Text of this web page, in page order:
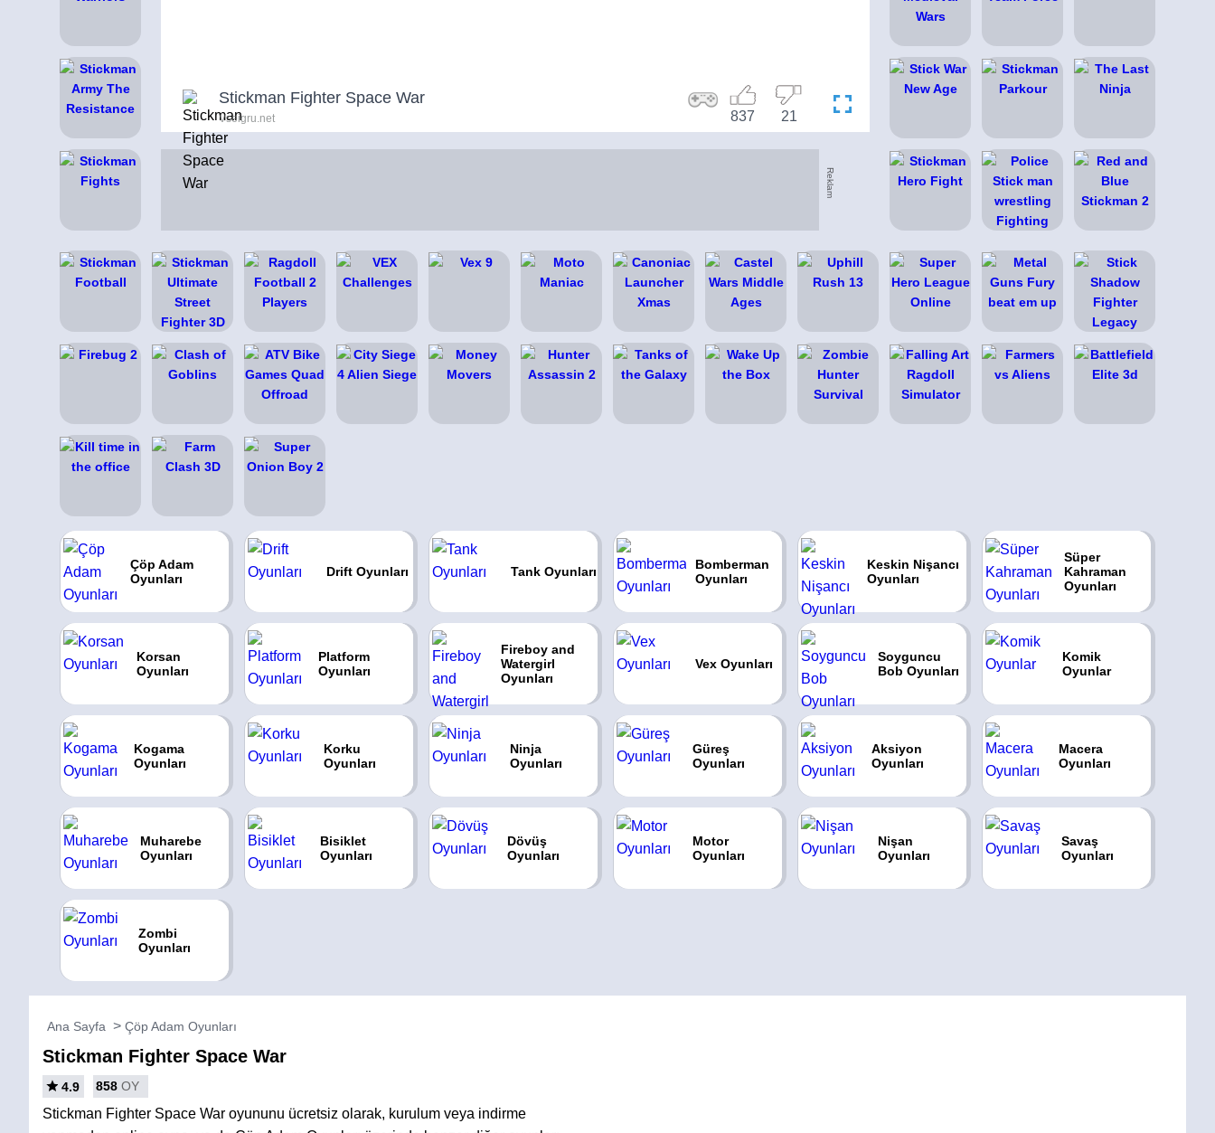
Stickman Fighter Space War
Vseigru.net 21
837
Reklam
Çöp Adam
Oyunları
Drift Oyunları Tank Oyunları
Bomberman
Oyunları
Keskin Nişancı
Oyunları
Süper
Kahraman
Oyunları
Korsan
Oyunları
Platform
Oyunları
Fireboy and
Watergirl
Oyunları
Vex Oyunları
Soyguncu
Bob Oyunları
Komik
Oyunlar
Kogama
Oyunları
Korku
Oyunları
Ninja
Oyunları
Güreş
Oyunları
Aksiyon
Oyunları
Macera
Oyunları
Muharebe
Oyunları
Bisiklet
Oyunları
Dövüş
Oyunları
Motor
Oyunları
Nişan
Oyunları
Savaş
Oyunları
Zombi
Oyunları
Ana Sayfa Çöp Adam Oyunları
Stickman Fighter Space War
4.9 858 OY
Stickman Fighter Space War oyununu ücretsiz olarak, kurulum veya indirme